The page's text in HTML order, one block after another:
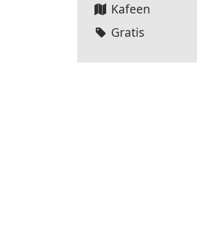
Kafeen
Gratis